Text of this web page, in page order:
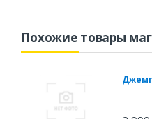
Похожие товары